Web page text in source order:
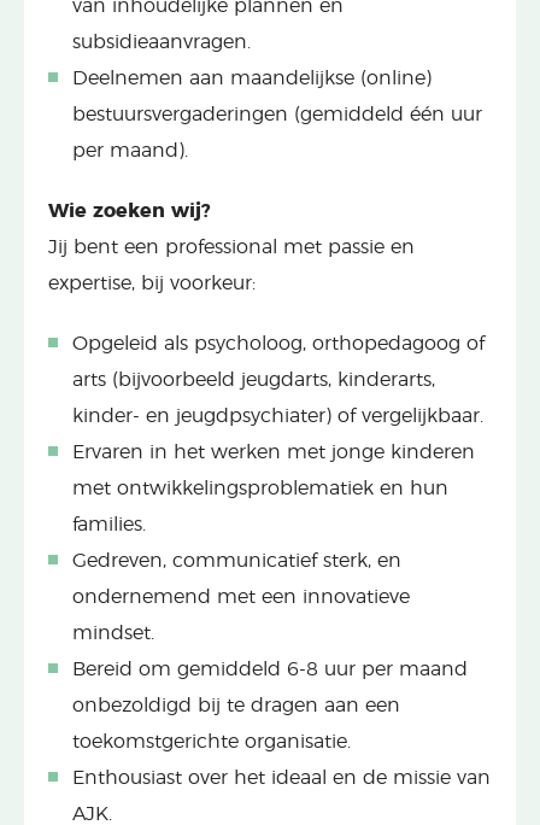
van inhoudelijke plannen en
subsidieaanvragen.
Deelnemen aan maandelijkse (online)
bestuursvergaderingen (gemiddeld één uur
per maand).
Wie zoeken wij?
Jij bent een professional met passie en
expertise, bij voorkeur:
Opgeleid als psycholoog, orthopedagoog of
arts (bijvoorbeeld jeugdarts, kinderarts,
kinder- en jeugdpsychiater) of vergelijkbaar.
Ervaren in het werken met jonge kinderen
met ontwikkelingsproblematiek en hun
families.
Gedreven, communicatief sterk, en
ondernemend met een innovatieve
mindset.
Bereid om gemiddeld 6-8 uur per maand
onbezoldigd bij te dragen aan een
toekomstgerichte organisatie.
Enthousiast over het ideaal en de missie van
AJK.